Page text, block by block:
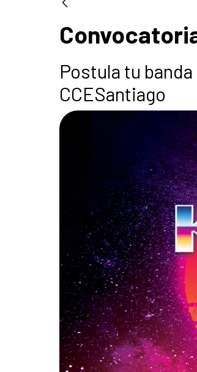
Postula tu
CCESantiago